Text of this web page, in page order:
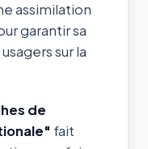
assimilation
garantir sa
sur la
de
fait